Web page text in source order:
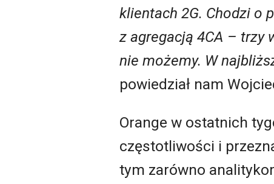
klientach 2G. Chodzi o
z agregacją 4CA – trzy
nie możemy. W
powiedział nam
Orange w ostatnich
częstotliwości i
tym zarówno